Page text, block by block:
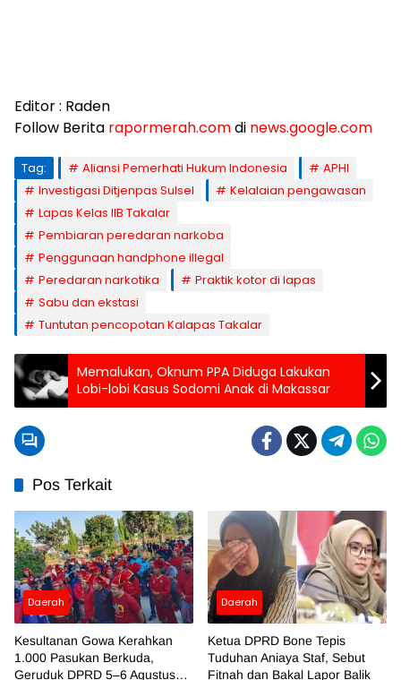
Editor : Raden
Follow Berita rapormerah.comdi news.google.com
Tag: Aliansi Pemerhati Hukum Indonesia
APHI
Investigasi Ditjenpas Sulsel
Kelalaian pengawasan
Lapas Kelas IIB Takalar
Pembiaran peredaran narkoba
Penggunaan handphone illegal
Peredaran narkotika
Praktik kotor di lapas
Sabu dan ekstasi
Tuntutan pencopotan Kalapas Takalar
Memalukan, Oknum PPA Diduga Lakukan
Lobi-lobi Kasus Sodomi Anak di Makassar
Pos Terkait
Daerah
Kesultanan Gowa Kerahkan
1.000 Pasukan Berkuda,
Geruduk DPRD 5–6 Agustus
Daerah
Ketua DPRD Bone Tepis
Tuduhan Aniaya Staf, Sebut
Fitnah dan Bakal Lapor Balik